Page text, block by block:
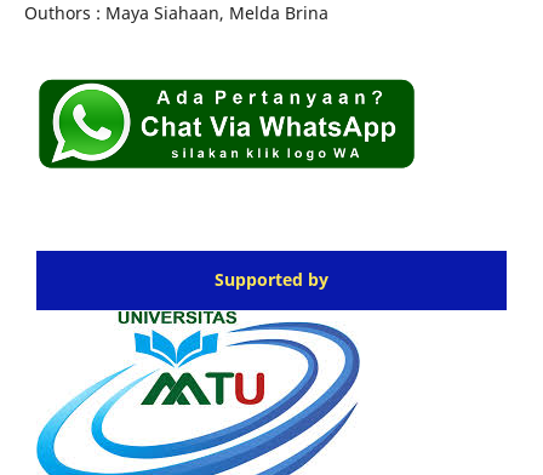
Outhors : Maya Siahaan, Melda Brina
Supported by